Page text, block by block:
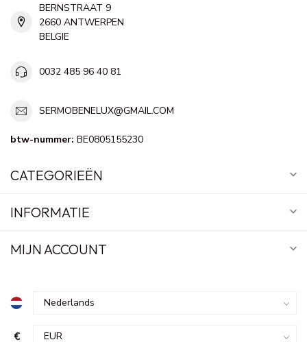
BERNSTRAAT 9
2660 ANTWERPEN
BELGIE
0032 485 96 40 81
SERMOBENELUX@GMAIL.COM
btw-nummer: BE0805155230
CATEGORIEËN
INFORMATIE
MIJN ACCOUNT
€